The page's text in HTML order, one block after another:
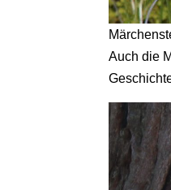
Auch die